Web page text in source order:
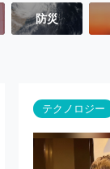
防災
テクノロジー